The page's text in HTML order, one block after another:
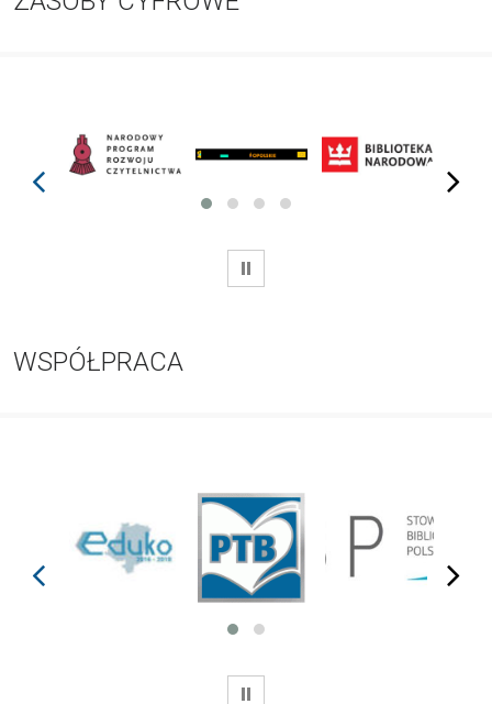
prev next
WSTRZYMAJ
WSPÓŁPRACA
prev next
WSTRZYMAJ